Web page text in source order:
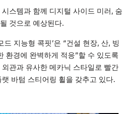
스템과 함께 디지털 사이드 미러, 숨
것으로 예상된다.
드 지능형 콕핏’은 “건설 현장, 산, 빙
환경에 완벽하게 적응”할 수 있도록
관과 유사한 메카닉 스타일로 빨간
바텀 스티어링 휠을 갖추고 있다.